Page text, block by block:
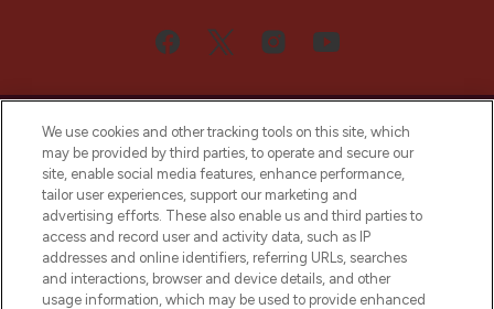
Bądź pierwszą osobą, która dowie się o
najnowszych produktach, od niszowych i
uznanych marek, sezonowych trendach i
otrzyma ekskluzywne artykuły redakcyjne
z Sunday Supplement.
We use cookies and other tracking tools on this site, which
may be provided by third parties, to operate and secure our
site, enable social media features, enhance performance,
tailor user experiences, support our marketing and
advertising efforts. These also enable us and third parties to
access and record user and activity data, such as IP
addresses and online identifiers, referring URLs, searches
and interactions, browser and device details, and other
usage information, which may be used to provide enhanced